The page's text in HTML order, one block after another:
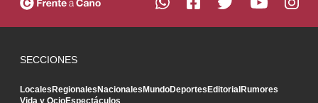
SECCIONES
LocalesRegionalesNacionalesMundoDeportesEditorialRumores
Vida y OcioEspectáculos